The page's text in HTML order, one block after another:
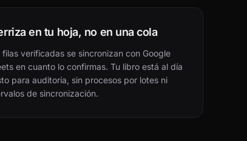
en tu hoja, no en una cola
filas verificadas se sincronizan con Google
en cuanto lo confirmas. Tu libro está al día
para auditoría, sin procesos por lotes ni
de sincronización.